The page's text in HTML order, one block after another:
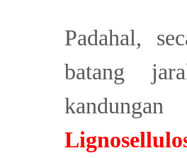
Padahal,
batang
kandungan